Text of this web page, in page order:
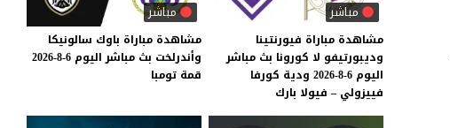
مباشر
مشاهدة مباراة فيورنتينا
وديبورتيفو لا كورونا بث مباشر
اليوم 6-8-2026 ودية كورفا
فييزولي – فيولا بارك
مباشر
مشاهدة مباراة باوك سالونيكا
وأندرلخت بث مباشر اليوم 6-8-2026
قمة تومبا